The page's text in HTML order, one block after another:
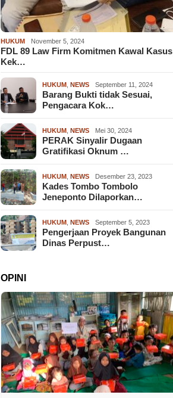
HUKUM November 5, 2024
FDL 89 Law Firm Komitmen Kawal Kasus
Kek…
HUKUM ,NEWS September 11, 2024
Barang Bukti tidak Sesuai,
Pengacara Kok…
HUKUM ,NEWS Mei 30, 2024
PERAK Sinyalir Dugaan
Gratifikasi Oknum …
HUKUM ,NEWS Desember 23, 2023
Kades Tombo Tombolo
Jeneponto Dilaporkan…
HUKUM ,NEWS September 5, 2023
Pengerjaan Proyek Bangunan
Dinas Perpust…
OPINI